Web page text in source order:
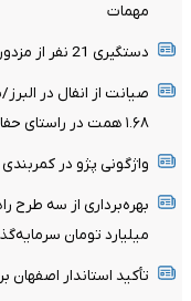
مهمات
دستگیری 21 نفر از مزدوران مرتبط با رژیم صهیونیستی در استان کرمان
۱.۶۸ همت در راستای حفاظت از حقوق بیت‌المال
واژگونی پژو در
میلیارد تومان
تأکید استاندار